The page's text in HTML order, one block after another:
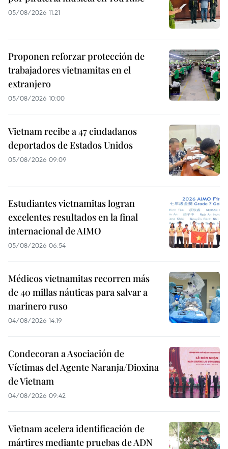
05/08/2026 11:21
Proponen reforzar protección de
trabajadores vietnamitas en el
extranjero
05/08/2026 10:00
Vietnam recibe a 47 ciudadanos
deportados de Estados Unidos
05/08/2026 09:09
Estudiantes vietnamitas logran
excelentes resultados en la final
internacional de AIMO
05/08/2026 06:54
Médicos vietnamitas recorren más
de 40 millas náuticas para salvar a
marinero ruso
04/08/2026 14:19
Condecoran a Asociación de
Víctimas del Agente Naranja/Dioxina
de Vietnam
04/08/2026 09:42
Vietnam acelera identificación de
mártires mediante pruebas de ADN